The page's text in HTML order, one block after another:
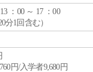
：00 ～ 17 ：00
分1回含む）
円/入学者9,680円